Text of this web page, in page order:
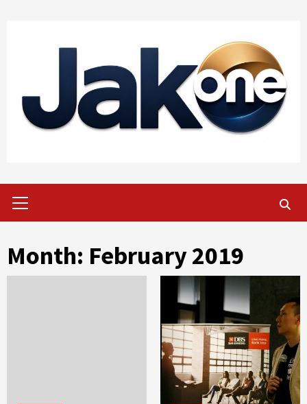
Menu
Month: February 2019